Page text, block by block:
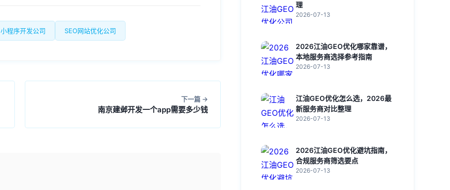
小程序开发公司 SEO网站优化公司
下一篇
南京建邺开发一个app需要多少钱
理
2026-07-13
2026江油GEO优化哪家靠谱，
本地服务商选择参考指南
2026-07-13
江油GEO优化怎么选，2026最
新服务商对比整理
2026-07-13
2026江油GEO优化避坑指南，
合规服务商筛选要点
2026-07-13